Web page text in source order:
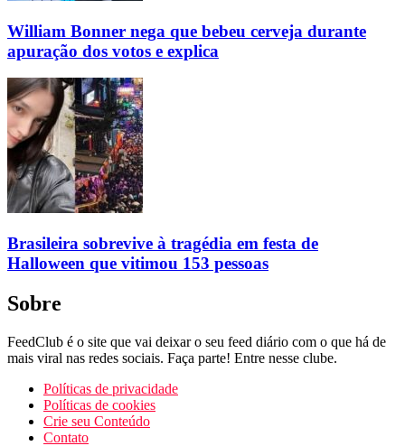
William Bonner nega que bebeu cerveja durante
apuração dos votos e explica
Brasileira sobrevive à tragédia em festa de
Halloween que vitimou 153 pessoas
Sobre
FeedClub é o site que vai deixar o seu feed diário com o que há de
mais viral nas redes sociais. Faça parte! Entre nesse clube.
Políticas de privacidade
Políticas de cookies
Crie seu Conteúdo
Contato